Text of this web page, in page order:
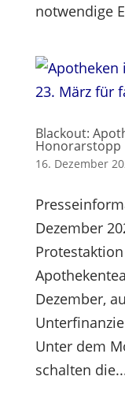
notwendige
Blackout:
Honorarstopp
16. Dezember
Dezember
Dezember,
Unter dem
schalten